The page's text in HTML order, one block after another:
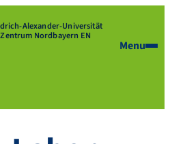
Alexander-Universität
Nordbayern EN
Menu